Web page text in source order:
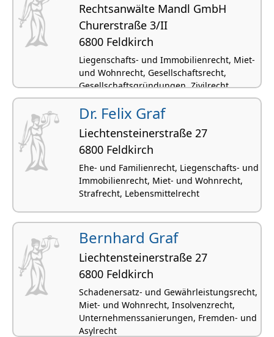
Rechtsanwälte Mandl GmbH
Churerstraße 3/II
6800 Feldkirch
Liegenschafts- und Immobilienrecht, Miet-
und Wohnrecht, Gesellschaftsrecht,
Gesellschaftsgründungen, Zivilrecht
Dr. Felix Graf
Liechtensteinerstraße 27
6800 Feldkirch
Ehe- und Familienrecht, Liegenschafts- und
Immobilienrecht, Miet- und Wohnrecht,
Strafrecht, Lebensmittelrecht
Bernhard Graf
Liechtensteinerstraße 27
6800 Feldkirch
Schadenersatz- und Gewährleistungsrecht,
Miet- und Wohnrecht, Insolvenzrecht,
Unternehmenssanierungen, Fremden- und
Asylrecht